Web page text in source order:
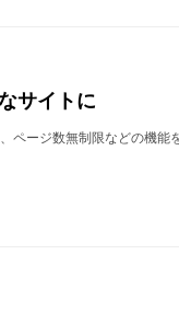
サイトに
ージ数無制限などの機能